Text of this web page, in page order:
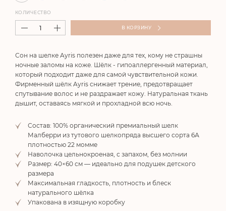
Сон на шелке Ayris полезен даже для тех, кому не страшны
ночные заломы на коже. Шёлк - гипоаллергенный материал,
который подходит даже для самой чувствительной кожи.
Фирменный шёлк Ayris снижает трение, предотвращает
спутывание волос и не раздражает кожу. Натуральная ткань
дышит, оставаясь мягкой и прохладной всю ночь.
Состав: 100% органический премиальный шелк
Малберри из тутового шелкопряда высшего сорта 6А
плотностью 22 момме
Наволочка цельнокроеная, с запахом, без молнии
Размер: 40×60 см — идеально для подушек детского
размера
Максимальная гладкость, плотность и блеск
натурального шёлка
Упакована в изящную коробку
КОЛИЧЕСТВО
В КОРЗИНУ